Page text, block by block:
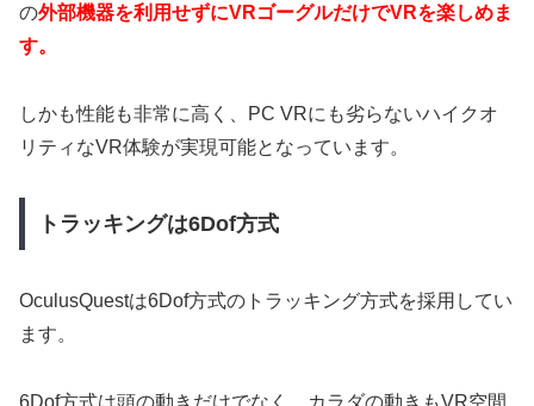
の外部機器を利用せずにVRゴーグルだけでVRを楽しめま
す。
しかも性能も非常に高く、PC VRにも劣らないハイクオ
リティなVR体験が実現可能となっています。
トラッキングは6Dof方式
OculusQuestは6Dof方式のトラッキング方式を採用してい
ます。
6Dof方式は頭の動きだけでなく、カラダの動きもVR空間